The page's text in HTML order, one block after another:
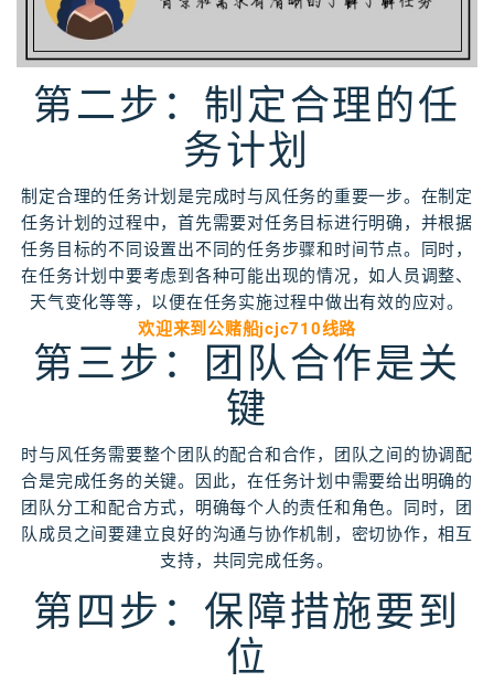
第二步：制定合理的任
务计划
制定合理的任务计划是完成时与风任务的重要一步。在制定
任务计划的过程中，首先需要对任务目标进行明确，并根据
任务目标的不同设置出不同的任务步骤和时间节点。同时，
在任务计划中要考虑到各种可能出现的情况，如人员调整、
天气变化等等，以便在任务实施过程中做出有效的应对。
欢迎来到公赌船jcjc710线路
第三步：团队合作是关
键
时与风任务需要整个团队的配合和合作，团队之间的协调配
合是完成任务的关键。因此，在任务计划中需要给出明确的
团队分工和配合方式，明确每个人的责任和角色。同时，团
队成员之间要建立良好的沟通与协作机制，密切协作，相互
支持，共同完成任务。
第四步：保障措施要到
位